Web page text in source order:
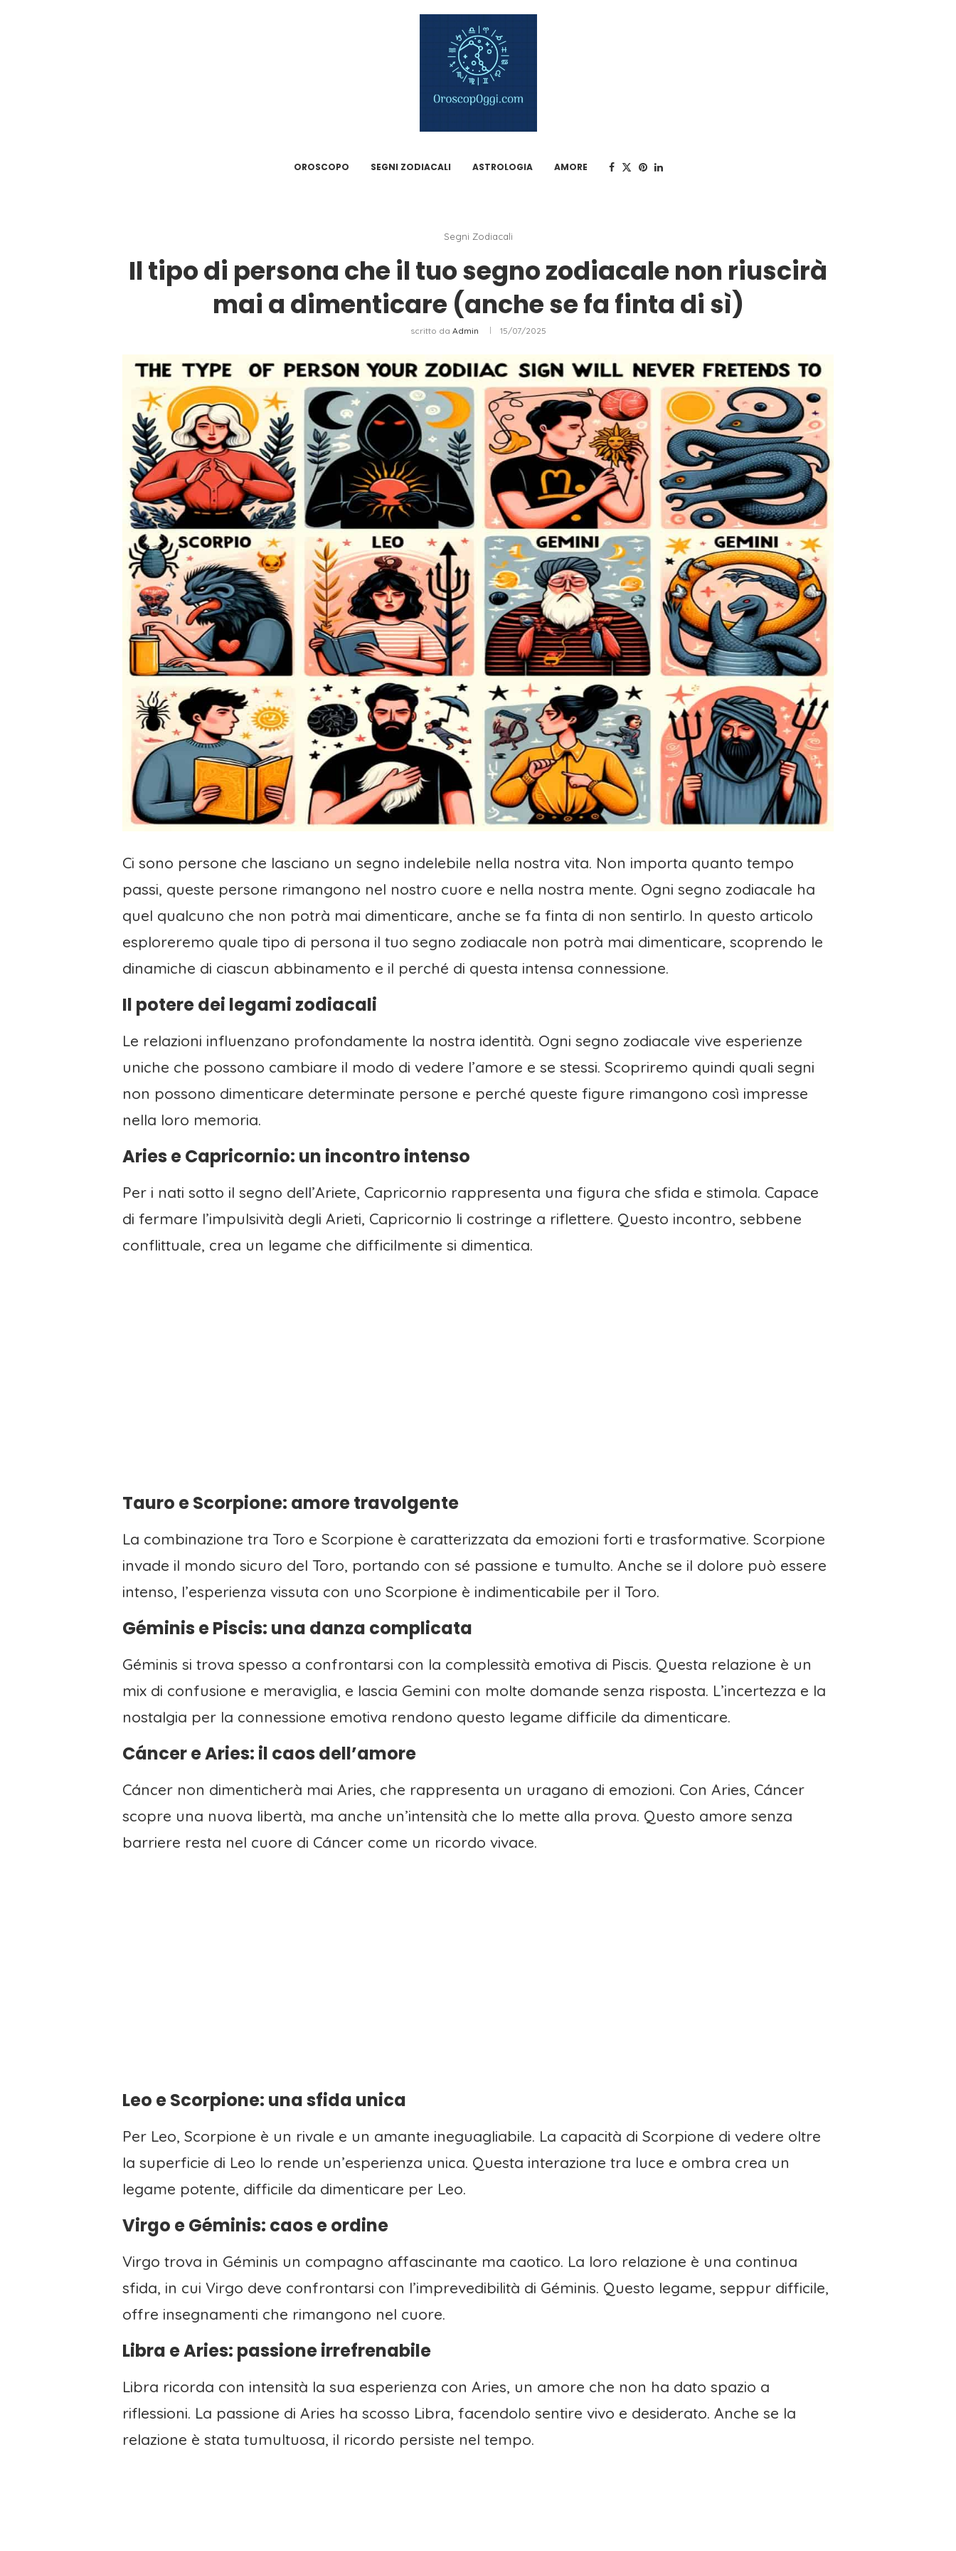
OROSCOPO SEGNI ZODIACALI ASTROLOGIA AMORE
Segni Zodiacali
Il tipo di persona che il tuo segno zodiacale non riuscirà
mai a dimenticare (anche se fa finta di sì)
scritto da Admin 15/07/2025
Ci sono persone che lasciano un segno indelebile nella nostra vita. Non importa quanto tempo
passi, queste persone rimangono nel nostro cuore e nella nostra mente. Ogni segno zodiacale ha
quel qualcuno che non potrà mai dimenticare, anche se fa finta di non sentirlo. In questo articolo
esploreremo quale tipo di persona il tuo segno zodiacale non potrà mai dimenticare, scoprendo le
dinamiche di ciascun abbinamento e il perché di questa intensa connessione.
Il potere dei legami zodiacali
Le relazioni influenzano profondamente la nostra identità. Ogni segno zodiacale vive esperienze
uniche che possono cambiare il modo di vedere l’amore e se stessi. Scopriremo quindi quali segni
non possono dimenticare determinate persone e perché queste figure rimangono così impresse
nella loro memoria.
Aries e Capricornio: un incontro intenso
Per i nati sotto il segno dell’Ariete, Capricornio rappresenta una figura che sfida e stimola. Capace
di fermare l’impulsività degli Arieti, Capricornio li costringe a riflettere. Questo incontro, sebbene
conflittuale, crea un legame che difficilmente si dimentica.
Tauro e Scorpione: amore travolgente
La combinazione tra Toro e Scorpione è caratterizzata da emozioni forti e trasformative. Scorpione
invade il mondo sicuro del Toro, portando con sé passione e tumulto. Anche se il dolore può essere
intenso, l’esperienza vissuta con uno Scorpione è indimenticabile per il Toro.
Géminis e Piscis: una danza complicata
Géminis si trova spesso a confrontarsi con la complessità emotiva di Piscis. Questa relazione è un
mix di confusione e meraviglia, e lascia Gemini con molte domande senza risposta. L’incertezza e la
nostalgia per la connessione emotiva rendono questo legame difficile da dimenticare.
Cáncer e Aries: il caos dell’amore
Cáncer non dimenticherà mai Aries, che rappresenta un uragano di emozioni. Con Aries, Cáncer
scopre una nuova libertà, ma anche un’intensità che lo mette alla prova. Questo amore senza
barriere resta nel cuore di Cáncer come un ricordo vivace.
Leo e Scorpione: una sfida unica
Per Leo, Scorpione è un rivale e un amante ineguagliabile. La capacità di Scorpione di vedere oltre
la superficie di Leo lo rende un’esperienza unica. Questa interazione tra luce e ombra crea un
legame potente, difficile da dimenticare per Leo.
Virgo e Géminis: caos e ordine
Virgo trova in Géminis un compagno affascinante ma caotico. La loro relazione è una continua
sfida, in cui Virgo deve confrontarsi con l’imprevedibilità di Géminis. Questo legame, seppur difficile,
offre insegnamenti che rimangono nel cuore.
Libra e Aries: passione irrefrenabile
Libra ricorda con intensità la sua esperienza con Aries, un amore che non ha dato spazio a
riflessioni. La passione di Aries ha scosso Libra, facendolo sentire vivo e desiderato. Anche se la
relazione è stata tumultuosa, il ricordo persiste nel tempo.